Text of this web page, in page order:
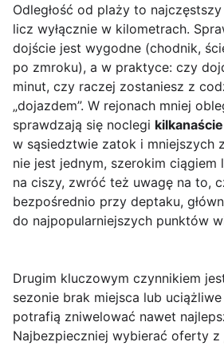
Odległość od plaży to
licz wyłącznie w kilometrach.
dojście jest wygodne (chodnik,
po zmroku), a w praktyce: czy
minut, czy raczej zostaniesz z
„dojazdem”. W rejonach mniej
sprawdzają się noclegi
w sąsiedztwie zatok i mniejszych
nie jest jednym, szerokim ciągiem
na ciszy, zwróć też uwagę na to,
bezpośrednio przy deptaku,
do najpopularniejszych punktów
Drugim kluczowym czynnikiem
sezonie brak miejsca lub
potrafią zniwelować nawet
Najbezpieczniej wybierać oferty z